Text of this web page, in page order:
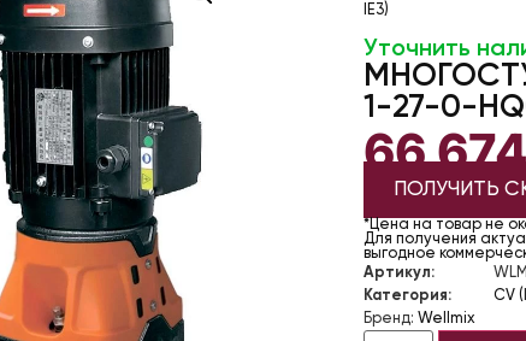
IE3)
Уточнить
1-27-0-
66
ПОЛУЧИТЬ
*Цена на товар не
Для получения
выгодное
Артикул:
Категория:
CV
Бренд: Wellmix